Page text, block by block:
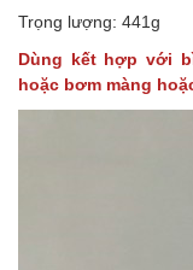
Trọng lượng: 441g
Dùng kết hợp với
hoặc bơm màng